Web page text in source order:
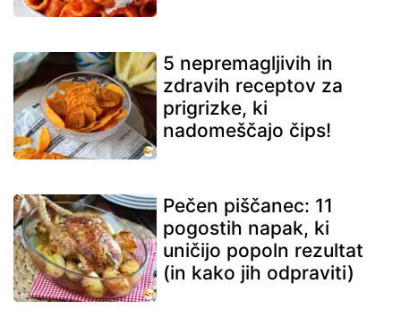
5 nepremagljivih in
zdravih receptov za
prigrizke, ki
nadomeščajo čips!
Pečen piščanec: 11
pogostih napak, ki
uničijo popoln rezultat
(in kako jih odpraviti)